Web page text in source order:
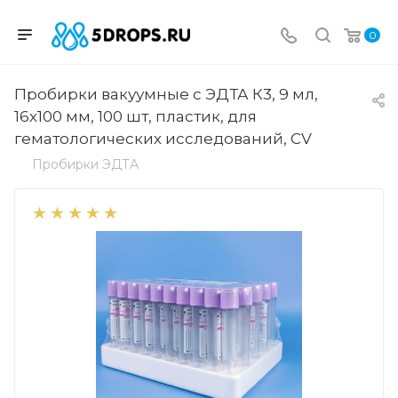
0
Пробирки вакуумные с ЭДТА К3, 9 мл,
16х100 мм, 100 шт, пластик, для
гематологических исследований, CV
Пробирки ЭДТА